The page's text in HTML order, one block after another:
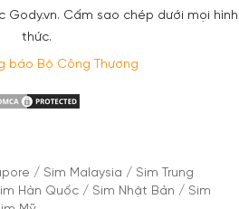
Cấm sao chép dưới mọi hình
thức.
/ Sim Malaysia / Sim Trung
Hàn Quốc / Sim Nhật Bản / Sim